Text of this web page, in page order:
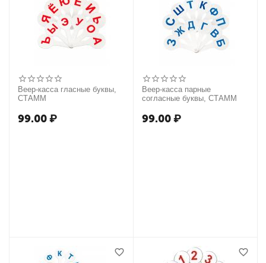
Веер-касса гласные буквы,
СТАММ
99.00₽
Веер-касса парные
согласные буквы, СТАММ
99.00₽